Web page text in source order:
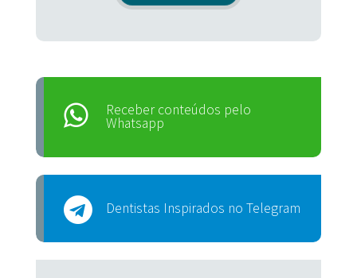
Receber conteúdos pelo
Whatsapp
Dentistas Inspirados no Telegram